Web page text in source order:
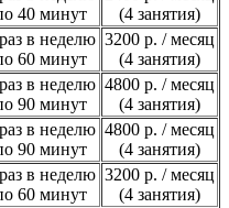
40 минут
(4 занятия)
в неделю
60 минут
3200 р. / месяц
(4 занятия)
в неделю
90 минут
4800 р. / месяц
(4 занятия)
в неделю
90 минут
4800 р. / месяц
(4 занятия)
в неделю
60 минут
3200 р. / месяц
(4 занятия)